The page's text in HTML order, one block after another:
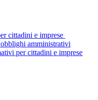
cittadini e imprese
amministrativi
per cittadini e imprese